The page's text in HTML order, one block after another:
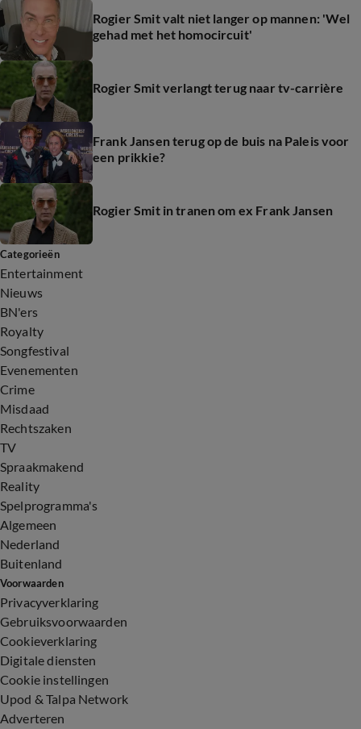
Rogier Smit valt niet langer op mannen: 'Wel
gehad met het homocircuit'
Rogier Smit verlangt terug naar tv-carrière
Frank Jansen terug op de buis na Paleis voor
een prikkie?
Rogier Smit in tranen om ex Frank Jansen
Categorieën
Entertainment
Nieuws
BN'ers
Royalty
Songfestival
Evenementen
Crime
Misdaad
Rechtszaken
TV
Spraakmakend
Reality
Spelprogramma's
Algemeen
Nederland
Buitenland
Voorwaarden
Privacyverklaring
Gebruiksvoorwaarden
Cookieverklaring
Digitale diensten
Cookie instellingen
Upod & Talpa Network
Adverteren